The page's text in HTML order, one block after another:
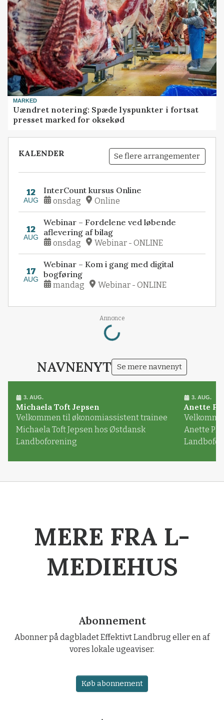
MARKED
Uændret notering: Spæde lyspunkter i fortsat
presset marked for oksekød
KALENDER Se flere arrangementer
12
AUG
InterCount kursus Online
onsdag Online
12
AUG
Webinar – Fordelene ved løbende
aflevering af bilag
onsdag Webinar - ONLINE
17
AUG
Webinar – Kom i gang med digital
bogføring
mandag Webinar - ONLINE
Annonce
Loading...
NAVNENYT Se mere navnenyt
3. AUG.
Michaela Toft Jepsen
Velkommen til økonomiassistent trainee
Michaela Toft Jepsen hos Østdansk
Landboforening
3. AUG.
Anette
Anette
MERE FRA L-
MEDIEHUS
Abonnement
Abonner på dagbladet Effektivt Landbrug eller en af
vores lokale ugeaviser.
Køb abonnement